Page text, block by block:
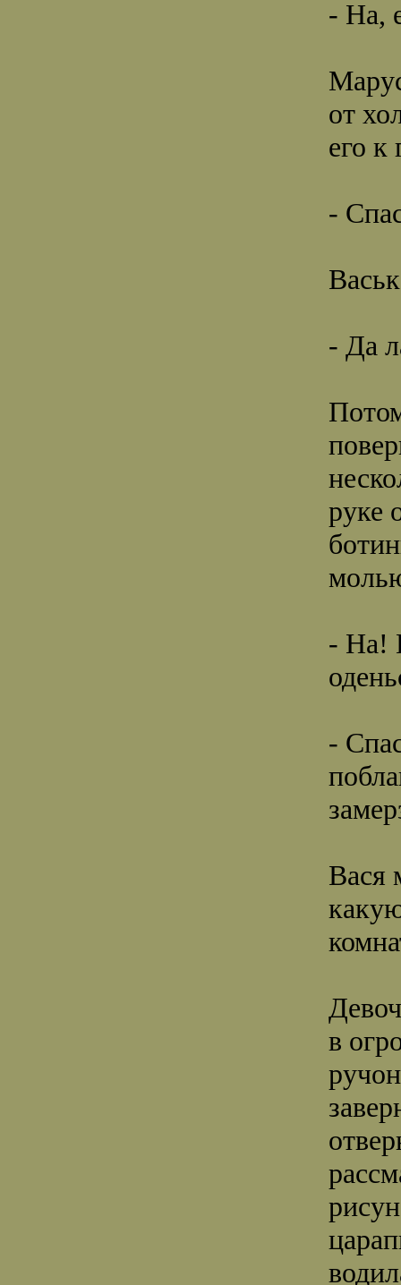
- На,
от
его к
-
- Да
руке
- На!
-
Вася
в